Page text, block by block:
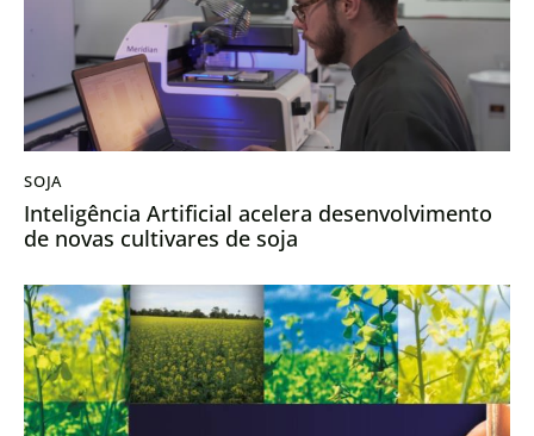
SOJA
Inteligência Artificial acelera desenvolvimento
de novas cultivares de soja